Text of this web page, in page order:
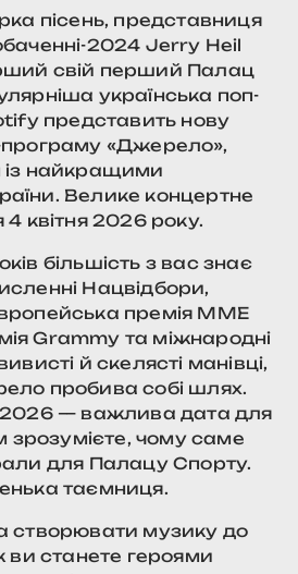
пісень, представниця
2024 Jerry Heil
свій перший Палац
українська поп-
представить нову
«Джерело»,
із найкращими
Велике концертне
4 квітня 2026 року.
більшість з вас знає
Нацвідбори,
премія MME
Grammy та міжнародні
й скелясті манівці,
пробива собі шлях.
— важлива дата для
зрозумієте, чому саме
для Палацу Спорту.
таємниця.
створювати музику до
ви станете героями